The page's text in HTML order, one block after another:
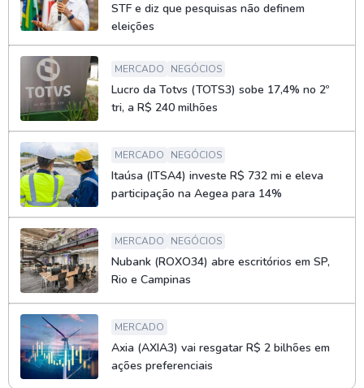
STF e diz que pesquisas não definem
eleições
MERCADO NEGÓCIOS
Lucro da Totvs (TOTS3) sobe 17,4% no 2º
tri, a R$ 240 milhões
MERCADO NEGÓCIOS
Itaúsa (ITSA4) investe R$ 732 mi e eleva
participação na Aegea para 14%
MERCADO NEGÓCIOS
Nubank (ROXO34) abre escritórios em SP,
Rio e Campinas
MERCADO
Axia (AXIA3) vai resgatar R$ 2 bilhões em
ações preferenciais